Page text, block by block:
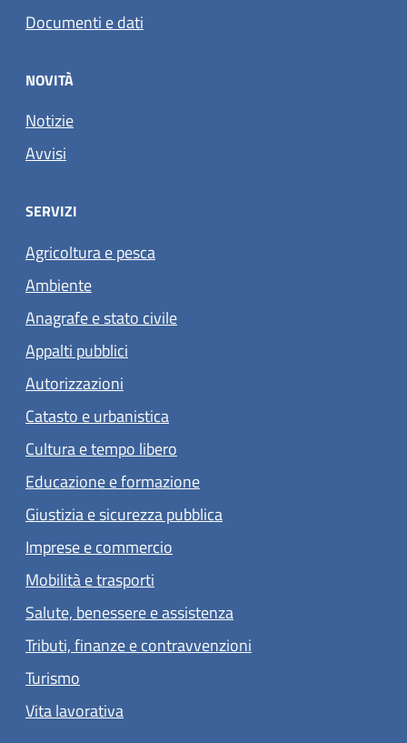
Documenti e dati
NOVITÀ
Notizie
Avvisi
SERVIZI
Agricoltura e pesca
Ambiente
Anagrafe e stato civile
Appalti pubblici
Autorizzazioni
Catasto e urbanistica
Cultura e tempo libero
Educazione e formazione
Giustizia e sicurezza pubblica
Imprese e commercio
Mobilità e trasporti
Salute, benessere e assistenza
Tributi, finanze e contravvenzioni
Turismo
Vita lavorativa